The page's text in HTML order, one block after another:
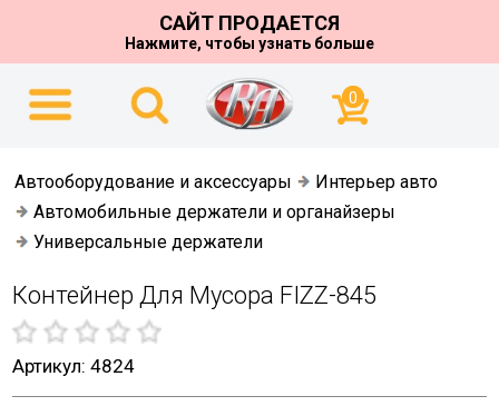
САЙТ ПРОДАЕТСЯ
Нажмите, чтобы узнать больше
0
Автооборудование и аксессуары
Интерьер авто
Автомобильные держатели и органайзеры
Универсальные держатели
Контейнер Для Мусора FIZZ-845
Артикул: 4824